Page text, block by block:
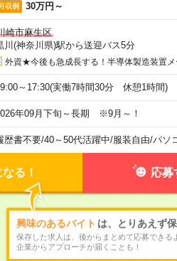
月収例 30万円～
崎市麻生区
川(神奈川県)駅から送迎バス5分
外資★今後も急成長する！半導体製造装置メ
～17:30(実働7時間30分 休憩1時間)
年09月下旬～長期 ※9月～！
歴書不要/40～50代活躍中/服装自由/パソ
る！ 応募
興味のあるバイト は、とりあえず
保存した求人は、後からまとめて応募できる
企業からアプローチが届くことも！